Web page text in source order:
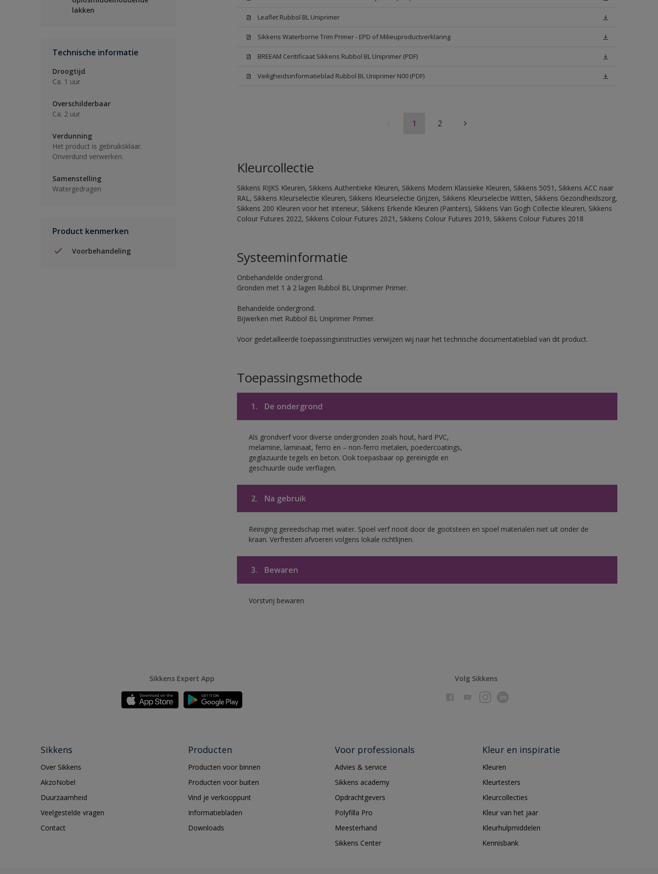
lakken
Technische informatie
Droogtijd
Ca. 1 uur
Overschilderbaar
Ca. 2 uur
Verdunning
Het product is gebruiksklaar.
Onverdund verwerken.
Samenstelling
Watergedragen
Product kenmerken
Voorbehandeling
Leaflet Rubbol BL Uniprimer
Sikkens Waterborne Trim Primer - EPD of Milieuproductverklaring
BREEAM Ceritificaat Sikkens Rubbol BL Uniprimer (PDF)
Veiligheidsinformatieblad Rubbol BL Uniprimer N00 (PDF)
1 2
Kleurcollectie
Sikkens RIJKS Kleuren, Sikkens Authentieke Kleuren, Sikkens Modern Klassieke Kleuren, Sikkens 5051, Sikkens ACC naar
RAL, Sikkens Kleurselectie Kleuren, Sikkens Kleurselectie Grijzen, Sikkens Kleurselectie Witten, Sikkens Gezondheidszorg,
Sikkens 200 Kleuren voor het Interieur, Sikkens Erkende Kleuren (Painters), Sikkens Van Gogh Collectie kleuren, Sikkens
Colour Futures 2022, Sikkens Colour Futures 2021, Sikkens Colour Futures 2019, Sikkens Colour Futures 2018
Systeeminformatie
Onbehandelde ondergrond.
Gronden met 1 à 2 lagen Rubbol BL Uniprimer Primer.
Behandelde ondergrond.
Bijwerken met Rubbol BL Uniprimer Primer.
Voor gedetailleerde toepassingsinstructies verwijzen wij naar het technische documentatieblad van dit product.
Toepassingsmethode
1. De ondergrond
Als grondverf voor diverse ondergronden zoals hout, hard PVC,
melamine, laminaat, ferro en – non-ferro metalen, poedercoatings,
geglazuurde tegels en beton. Ook toepasbaar op gereinigde en
geschuurde oude verflagen.
2. Na gebruik
Reiniging gereedschap met water. Spoel verf nooit door de gootsteen en spoel materialen niet uit onder de
kraan. Verfresten afvoeren volgens lokale richtlijnen.
3. Bewaren
Vorstvrij bewaren
Sikkens Expert App Volg Sikkens
Sikkens
Over Sikkens
AkzoNobel
Duurzaamheid
Veelgestelde vragen
Contact
Producten
Producten voor binnen
Producten voor buiten
Vind je verkooppunt
Informatiebladen
Downloads
Voor professionals
Advies & service
Sikkens academy
Opdrachtgevers
Polyfilla Pro
Meesterhand
Sikkens Center
Kleur en inspiratie
Kleuren
Kleurtesters
Kleurcollecties
Kleur van het jaar
Kleurhulpmiddelen
Kennisbank